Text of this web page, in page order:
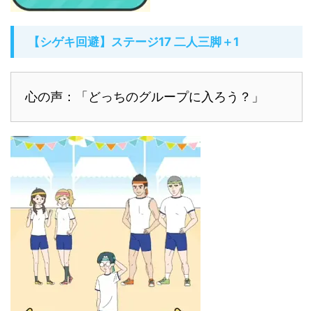
【シゲキ回避】ステージ17 二人三脚＋1
心の声：「どっちのグループに入ろう？」